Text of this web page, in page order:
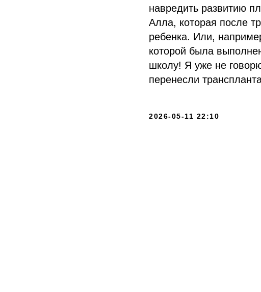
навредить развитию
Алла, которая после
ребенка. Или,
которой была
школу! Я уже не
перенесли
2026-05-11 22:10